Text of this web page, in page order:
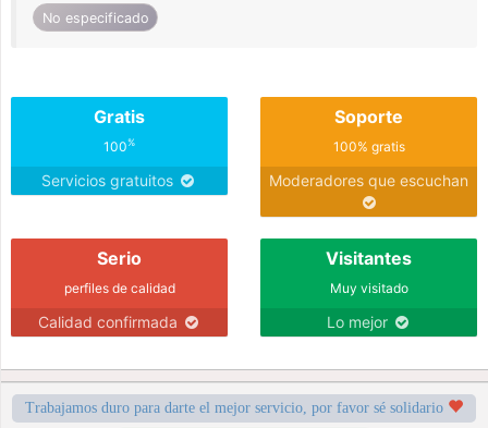
No especificado
Gratis
100%
Servicios gratuitos
Soporte
100% gratis
Moderadores que escuchan
Serio
perfiles de calidad
Calidad confirmada
Visitantes
Muy visitado
Lo mejor
Trabajamos duro para darte el mejor servicio, por favor sé solidario